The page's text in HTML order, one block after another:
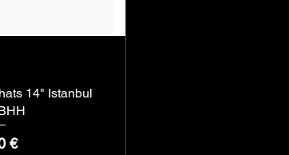
14" Istanbul
€